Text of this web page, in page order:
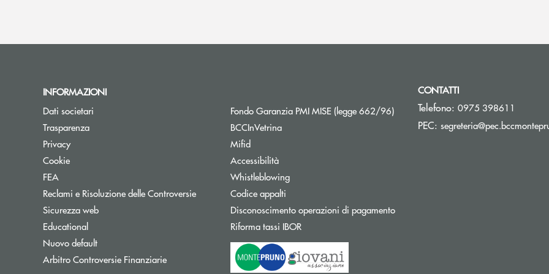
INFORMAZIONI
Dati societari
Trasparenza
Privacy
Cookie
FEA
Reclami e Risoluzione delle Controversie
Sicurezza web
Educational
Nuovo default
Arbitro Controversie FinanziarieApre una nuova finestra
Fondo Garanzia PMI MISE (legge 662/96)Apre una nuova finestra
BCCInVetrina
Mifid
Accessibilità
Whistleblowing
Codice appalti
Disconoscimento operazioni di pagamento
Riforma tassi IBORApre una nuova finestra
CONTATTI
Telefono: 0975 398611
PEC: